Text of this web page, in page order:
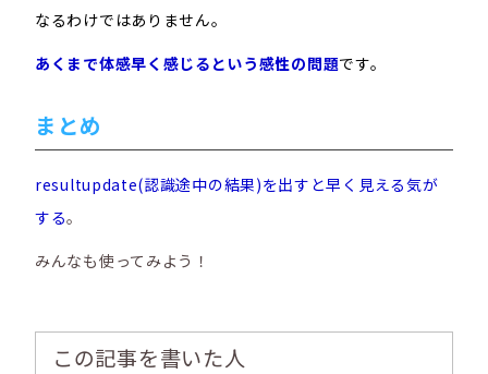
なるわけではありません。
あくまで体感早く感じるという感性の問題です。
まとめ
resultupdate(認識途中の結果)を出すと早く見える気が
する。
みんなも使ってみよう！
この記事を書いた人